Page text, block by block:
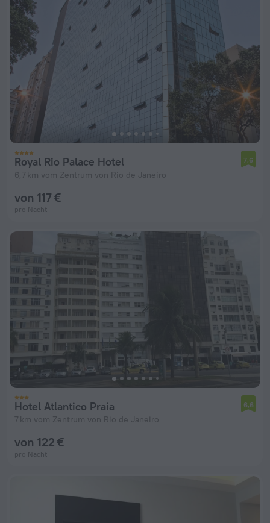
Royal Rio Palace Hotel
6,7 km vom Zentrum von Rio de Janeiro
7,6
von 117 €
pro Nacht
Hotel Atlantico Praia
7 km vom Zentrum von Rio de Janeiro
6,6
von 122 €
pro Nacht